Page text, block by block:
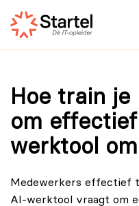
Hoe train
om
werktool
Medewerkers effectief
AI-werktool vraagt om